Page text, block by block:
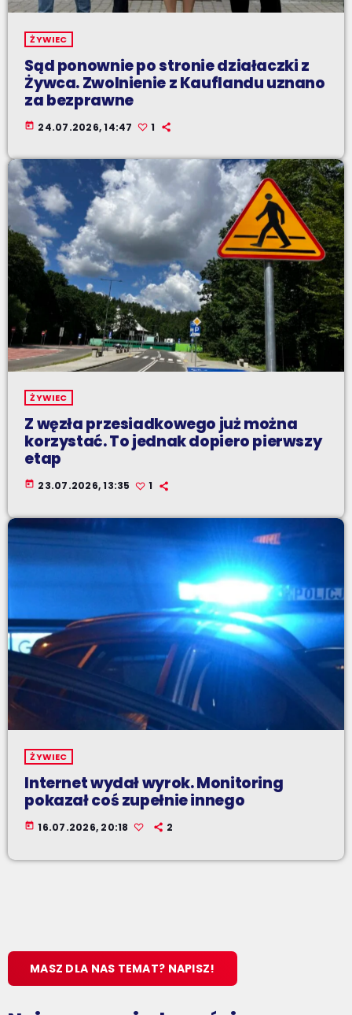
ŻYWIEC
Sąd ponownie po stronie działaczki z
Żywca. Zwolnienie z Kauflandu uznano
za bezprawne
today 24.07.2026, 14:47 1
ŻYWIEC
Z węzła przesiadkowego już można
korzystać. To jednak dopiero pierwszy
etap
today 23.07.2026, 13:35 1
ŻYWIEC
Internet wydał wyrok. Monitoring
pokazał coś zupełnie innego
today 16.07.2026, 20:18 2
MASZ DLA NAS TEMAT? NAPISZ!